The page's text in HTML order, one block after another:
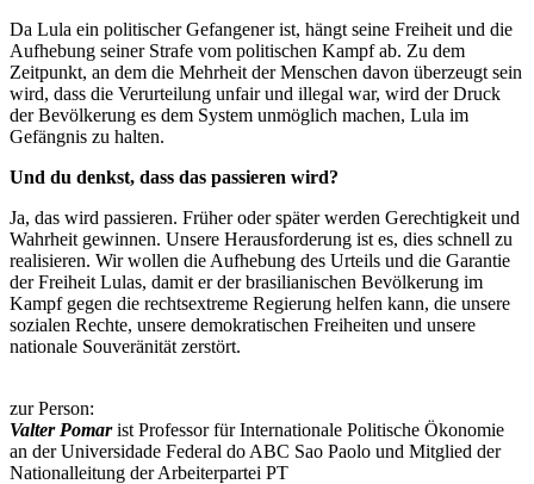
Da Lula ein politischer Gefangener ist, hängt seine Freiheit und die
Aufhebung seiner Strafe vom politischen Kampf ab. Zu dem
Zeitpunkt, an dem die Mehrheit der Menschen davon überzeugt sein
wird, dass die Verurteilung unfair und illegal war, wird der Druck
der Bevölkerung es dem System unmöglich machen, Lula im
Gefängnis zu halten.
Und du denkst, dass das passieren wird?
Ja, das wird passieren. Früher oder später werden Gerechtigkeit und
Wahrheit gewinnen. Unsere Herausforderung ist es, dies schnell zu
realisieren. Wir wollen die Aufhebung des Urteils und die Garantie
der Freiheit Lulas, damit er der brasilianischen Bevölkerung im
Kampf gegen die rechtsextreme Regierung helfen kann, die unsere
sozialen Rechte, unsere demokratischen Freiheiten und unsere
nationale Souveränität zerstört.
zur Person:
Valter Pomarist Professor für Internationale Politische Ökonomie
an der Universidade Federal do ABC Sao Paolo und Mitglied der
Nationalleitung der Arbeiterpartei PT